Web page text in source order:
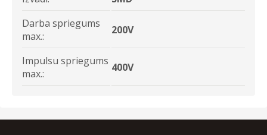
Darba spriegums
max.:
200V
Impulsu spriegums
max.:
400V